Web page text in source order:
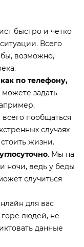
быстро и четко
Всего
возможно,
как по телефону,
задать
пообщаться
случаях
жизни.
. Мы на
ночи, ведь у беды
случиться
для вас
людей, не
данные